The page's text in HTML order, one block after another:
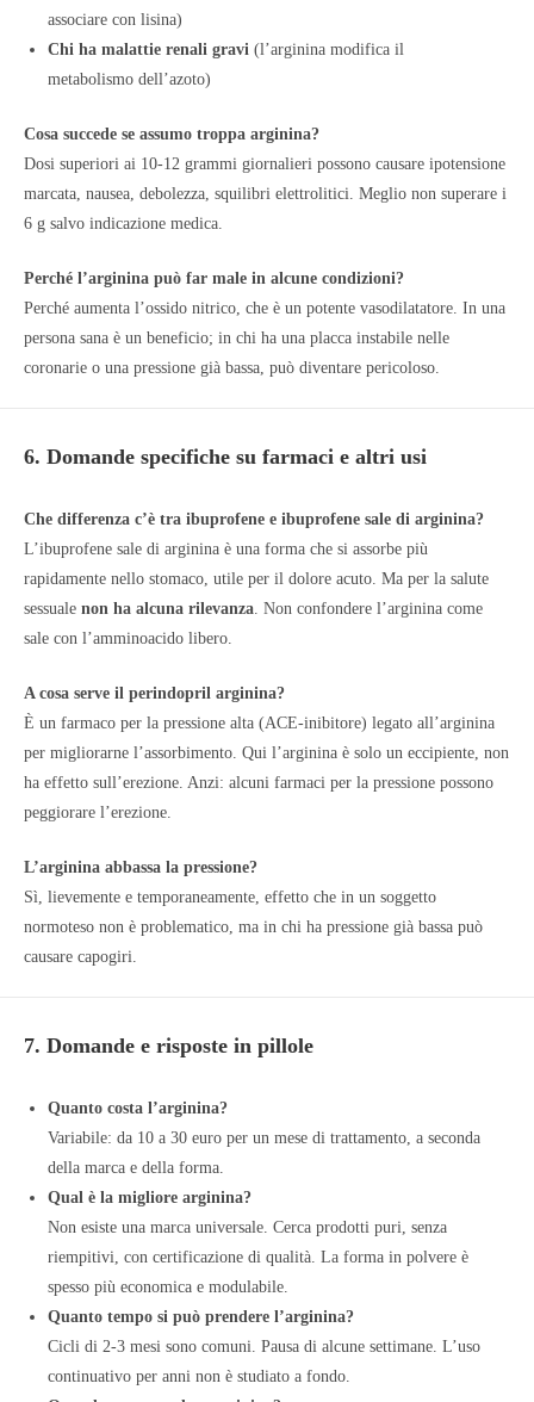
associare con lisina)
Chi ha malattie renali gravi (l’arginina modifica il
metabolismo dell’azoto)
Cosa succede se assumo troppa arginina?
Dosi superiori ai 10-12 grammi giornalieri possono causare ipotensione
marcata, nausea, debolezza, squilibri elettrolitici. Meglio non superare i
6 g salvo indicazione medica.
Perché l’arginina può far male in alcune condizioni?
Perché aumenta l’ossido nitrico, che è un potente vasodilatatore. In una
persona sana è un beneficio; in chi ha una placca instabile nelle
coronarie o una pressione già bassa, può diventare pericoloso.
6. Domande specifiche su farmaci e altri usi
Che differenza c’è tra ibuprofene e ibuprofene sale di arginina?
L’ibuprofene sale di arginina è una forma che si assorbe più
rapidamente nello stomaco, utile per il dolore acuto. Ma per la salute
sessuale non ha alcuna rilevanza . Non confondere l’arginina come
sale con l’amminoacido libero.
A cosa serve il perindopril arginina?
È un farmaco per la pressione alta (ACE-inibitore) legato all’arginina
per migliorarne l’assorbimento. Qui l’arginina è solo un eccipiente, non
ha effetto sull’erezione. Anzi: alcuni farmaci per la pressione possono
peggiorare l’erezione.
L’arginina abbassa la pressione?
Sì, lievemente e temporaneamente, effetto che in un soggetto
normoteso non è problematico, ma in chi ha pressione già bassa può
causare capogiri.
7. Domande e risposte in pillole
Quanto costa l’arginina?
Variabile: da 10 a 30 euro per un mese di trattamento, a seconda
della marca e della forma.
Qual è la migliore arginina?
Non esiste una marca universale. Cerca prodotti puri, senza
riempitivi, con certificazione di qualità. La forma in polvere è
spesso più economica e modulabile.
Quanto tempo si può prendere l’arginina?
Cicli di 2-3 mesi sono comuni. Pausa di alcune settimane. L’uso
continuativo per anni non è studiato a fondo.